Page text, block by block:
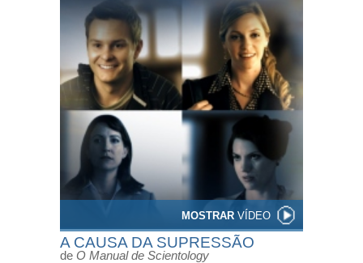
MOSTRAR VÍDEO
A CAUSA DA SUPRESSÃO
de O Manual de Scientology